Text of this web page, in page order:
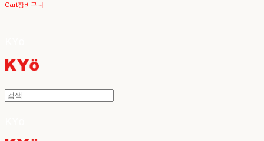
Cart장바구니